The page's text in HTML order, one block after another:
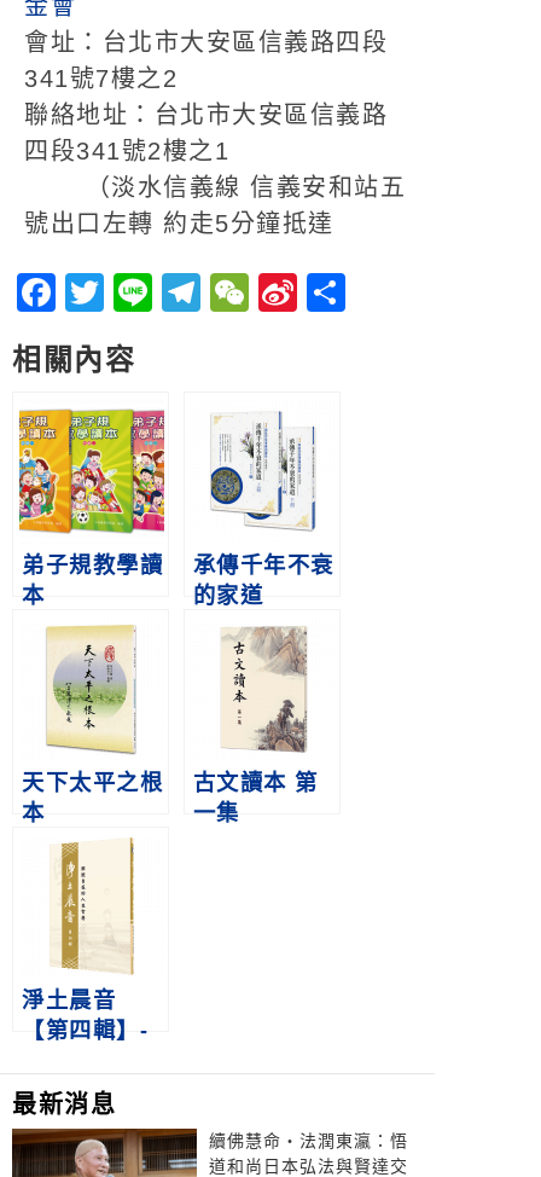
金會
會址：台北市大安區信義路四段
341號7樓之2
聯絡地址：台北市大安區信義路
四段341號2樓之1
（淡水信義線 信義安和站五
號出口左轉 約走5分鐘抵達
Facebook
Twitter
LineTelegram
WeChat
Sina
相關內容
弟子規教學讀
本
承傳千年不衰
的家道
天下太平之根
本
古文讀本 第
一集
淨土晨音
【第四輯】-
生智慧
最新消息
續佛慧命‧法潤東瀛：悟
道和尚日本弘法與賢達交